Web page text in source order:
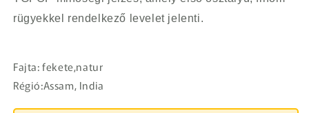
rügyekkel rendelkező levelet jelenti.
Fajta: fekete,natur
Régió:Assam, India